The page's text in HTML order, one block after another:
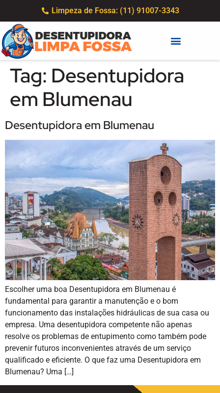
Limpeza de Fossa: (11) 91007-3343
Tag: Desentupidora
em Blumenau
Desentupidora em Blumenau
Escolher uma boa Desentupidora em Blumenau é
fundamental para garantir a manutenção e o bom
funcionamento das instalações hidráulicas de sua casa ou
empresa. Uma desentupidora competente não apenas
resolve os problemas de entupimento como também pode
prevenir futuros inconvenientes através de um serviço
qualificado e eficiente. O que faz uma Desentupidora em
Blumenau? Uma […]